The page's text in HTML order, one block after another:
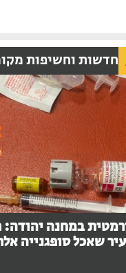
חדשות וחשיפות
במחנה יהודה:
שאכל סופגנייה